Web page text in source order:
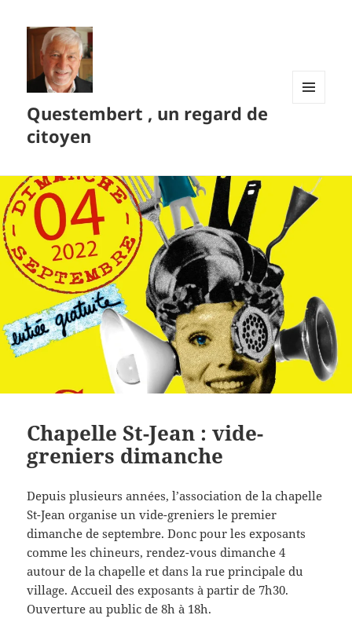
Questembert , un regard de
citoyen
Chapelle St-Jean : vide-
greniers dimanche
Depuis plusieurs années, l’association de la chapelle
St-Jean organise un vide-greniers le premier
dimanche de septembre. Donc pour les exposants
comme les chineurs, rendez-vous dimanche 4
autour de la chapelle et dans la rue principale du
village. Accueil des exposants à partir de 7h30.
Ouverture au public de 8h à 18h.